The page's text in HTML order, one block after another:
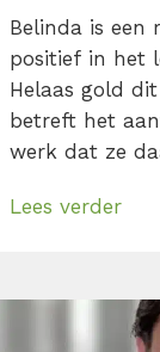
Belinda is een
positief in het
Helaas gold
betreft het
werk dat ze
hardnekkige
Lees verder